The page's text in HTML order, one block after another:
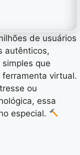
de usuários
autênticos,
que
virtual.
ou
essa
especial.